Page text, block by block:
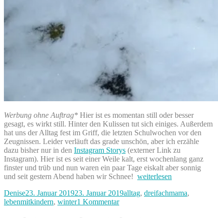
Werbung ohne Auftrag* Hier ist es momentan still oder besser
gesagt, es wirkt still. Hinter den Kulissen tut sich einiges. Außerdem
hat uns der Alltag fest im Griff, die letzten Schulwochen vor den
Zeugnissen. Leider verläuft das grade unschön, aber ich erzähle
dazu bisher nur in den Instagram Storys (externer Link zu
Instagram). Hier ist es seit einer Weile kalt, erst wochenlang ganz
finster und trüb und nun waren ein paar Tage eiskalt aber sonnig
und seit gestern Abend haben wir Schnee! „Endlich
weiterlesen
Autor
DeniseVeröffentlicht
am
23. Januar 201923. Januar 2019Kategorien
alltag, dreifachmama,
lebenmitkindern, winter1 Kommentarzu